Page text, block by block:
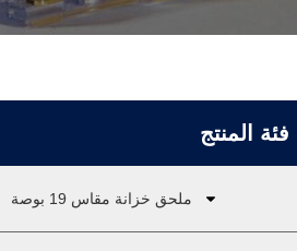
فئة المنتج
ملحق خزانة مقاس 19 بوصة